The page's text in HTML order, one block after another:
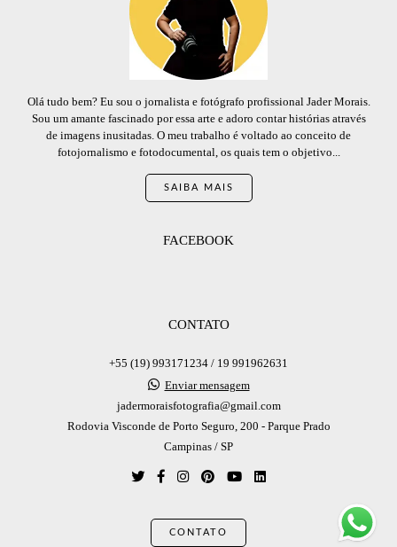
Olá tudo bem? Eu sou o jornalista e fotógrafo profissional Jader Morais.
Sou um amante fascinado por essa arte e adoro contar histórias através
de imagens inusitadas. O meu trabalho é voltado ao conceito de
fotojornalismo e fotodocumental, os quais tem o objetivo...
SAIBA MAIS
FACEBOOK
CONTATO
+55 (19) 993171234 / 19 991962631
Enviar mensagem
jadermoraisfotografia@gmail.com
Rodovia Visconde de Porto Seguro, 200 - Parque Prado
Campinas / SP
CONTATO